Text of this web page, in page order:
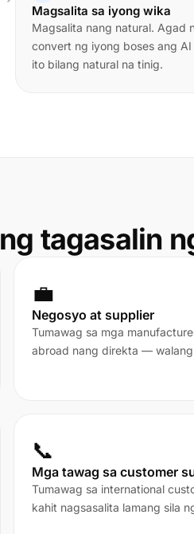
Magsalita sa iyong wika
Magsalita nang natural. Agad
convert ng iyong boses ang
ito bilang natural na tinig.
tagasalin
💼
Negosyo at supplier
Tumawag sa mga
abroad nang direkta —
📞
Mga tawag sa customer
Tumawag sa international
kahit nagsasalita lamang sila